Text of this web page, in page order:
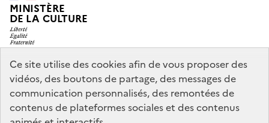
Ce site utilise des cookies afin de vous proposer des
vidéos, des boutons de partage, des messages de
communication personnalisés, des remontées de
contenus de plateformes sociales et des contenus
MINISTÈRE
DE LA CULTURE
legifrance.gouv.fr
info.gouv.fr
service-public.gouv.fr
data.gouv.fr